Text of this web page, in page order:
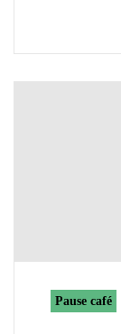
Pause café